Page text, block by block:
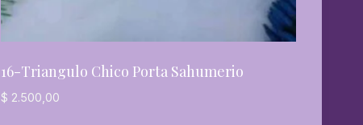
16-Triangulo Chico Porta Sahumerio
$ 2.500,00